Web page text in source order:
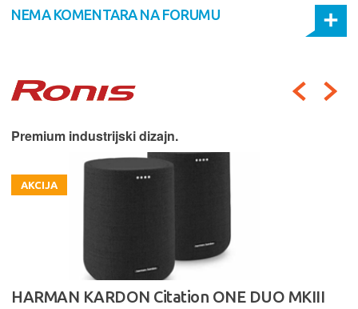
NEMA KOMENTARA NA FORUMU
Premium industrijski dizajn.
AKCIJA
HARMAN KARDON Citation ONE DUO MKIII